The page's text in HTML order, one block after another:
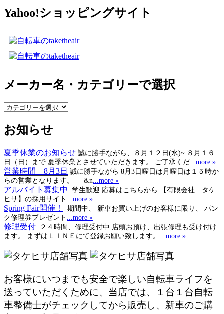
Yahoo!ショッピングサイト
メーカー名・カテゴリーで選択
メ
カ
ー
名・
カ
テ
ゴ
リ
ー
で
選
択
お知らせ
夏季休業のお知らせ 誠に勝手ながら、８月１２日(水)~ ８月１６
日（日）まで 夏季休業とさせていただきます。 ご了承くだ...more »
営業時間 8月3日 誠に勝手ながら 8月3日曜日は月曜日は１５時か
らの営業となります。 &n...more »
アルバイト募集中
学生歓迎 応募はこちらから 【有限会社 タケ
ヒサ】の採用サイト ...more »
Spring Fair開催！
期間中、 新車お買い上げのお客様に限り、 パン
ク修理券プレゼント ...more »
修理受付
２４時間、修理受付中 店頭お預け、出張修理も受け付け
ます。 まずはＬＩＮＥにて登録お願い致します。 ...more »
お客様にいつまでも安全で楽しい自転車ライフを
送っていただくために、当店では、１台１台自転
車整備士がチェックしてから販売し、新車のご購